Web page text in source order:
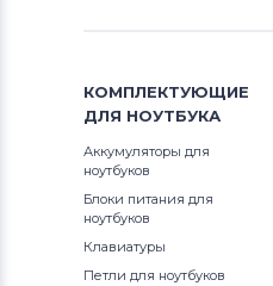
КОМПЛЕКТУЮЩИЕ
ДЛЯ НОУТБУКА
Аккумуляторы для
ноутбуков
Блоки питания для
ноутбуков
Клавиатуры
Петли для ноутбуков